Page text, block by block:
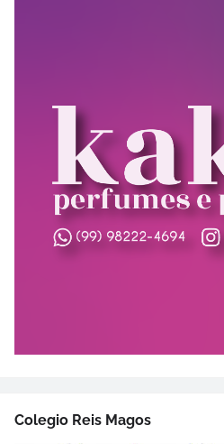
Colegio Reis Magos